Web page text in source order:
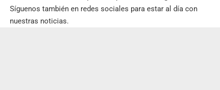
Síguenos también en redes sociales para estar al día con
nuestras noticias.